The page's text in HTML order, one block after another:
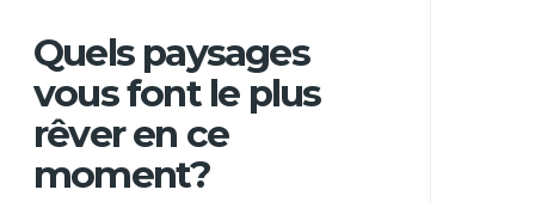
Quels paysages
vous font le plus
rêver en ce
moment?